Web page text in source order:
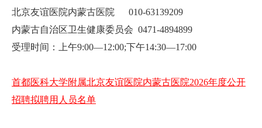
北京友谊医院内蒙古医院 010-63139209
内蒙古自治区卫生健康委员会 0471-4894899
受理时间：上午9:00—12:00;下午14:30—17:00
首都医科大学附属北京友谊医院内蒙古医院2026年度公开
招聘拟聘用人员名单